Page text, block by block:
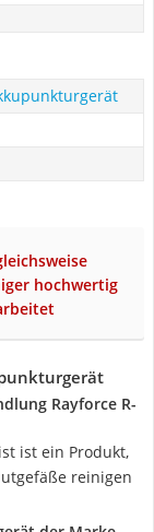
hochwertig
Rayforce R-
ist ein Produkt,
reinigen